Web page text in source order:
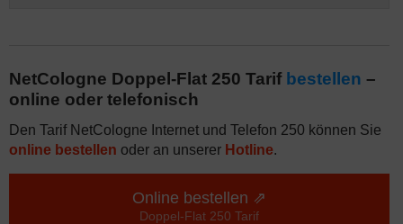
NetCologne Doppel-Flat 250 Tarif bestellen –
online oder telefonisch
Den Tarif NetCologne Internet und Telefon 250 können Sie
online bestellen oder an unserer Hotline.
Online bestellen ⇗
Doppel-Flat 250 Tarif